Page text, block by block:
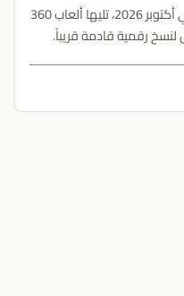
ألعاب Xbox الأصلية تصل للحاسوب في أكتوبر 2026، تليها ألعاب 360
لنسخ رقمية قادمة قريباً.